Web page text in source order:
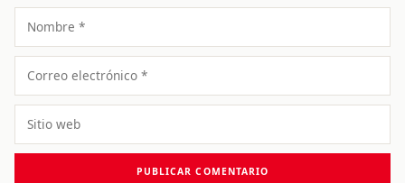
Nombre
Correo
electrónico
Sitio
web